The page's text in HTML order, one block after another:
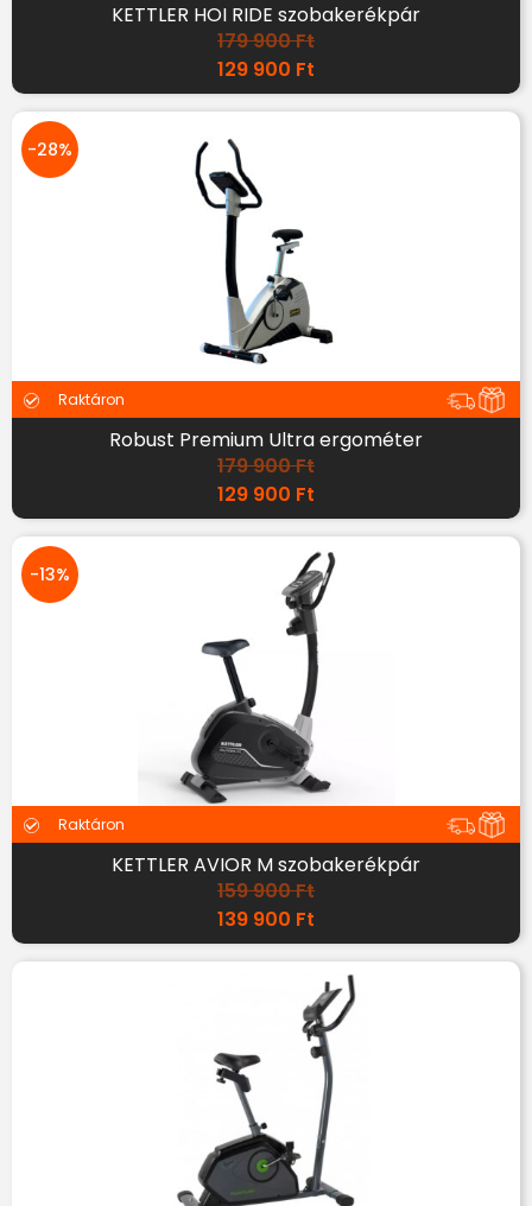
KETTLER HOI RIDE szobakerékpár
179 900Ft
129 900 Ft
-28%
Raktáron
Robust Premium Ultra ergométer
179 900Ft
129 900 Ft
-13%
Raktáron
KETTLER AVIOR M szobakerékpár
159 900Ft
139 900 Ft